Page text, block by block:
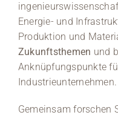
Energie- und
Produktion und
Zukunftsthemen und
Anknüpfungspunkte
Industrieunternehmen.
Gemeinsam forschen